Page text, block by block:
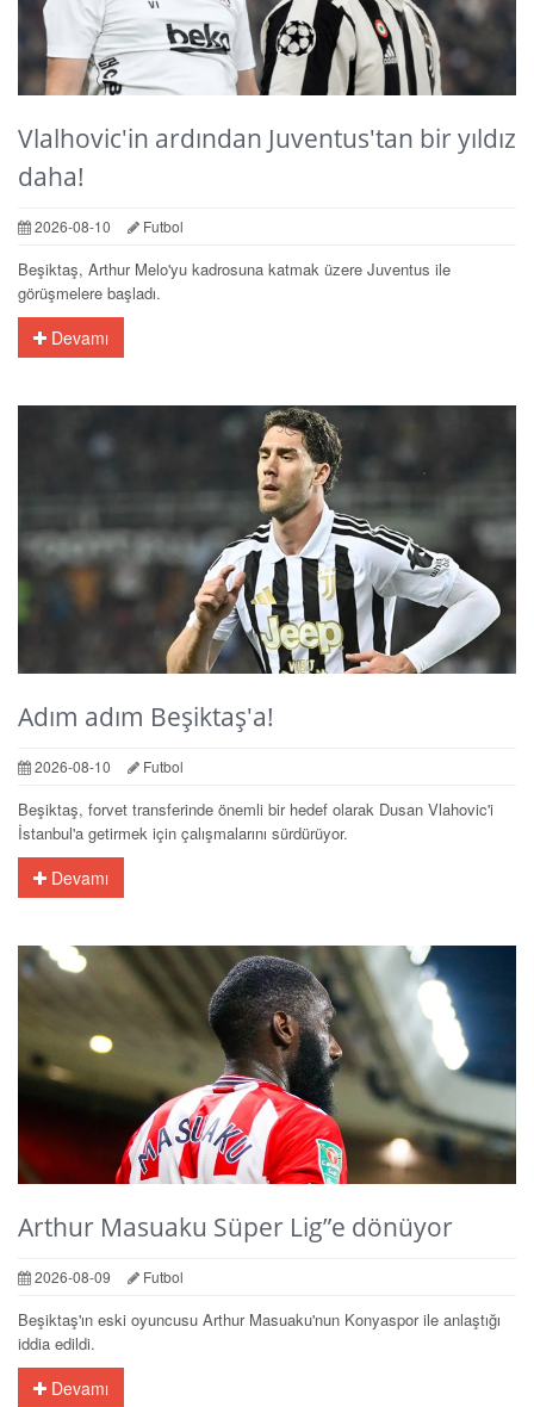
Vlalhovic'in ardından Juventus'tan bir yıldız
daha!
2026-08-10 Futbol
Beşiktaş, Arthur Melo'yu kadrosuna katmak üzere Juventus ile
görüşmelere başladı.
Devamı
Adım adım Beşiktaş'a!
2026-08-10 Futbol
Beşiktaş, forvet transferinde önemli bir hedef olarak Dusan Vlahovic'i
İstanbul'a getirmek için çalışmalarını sürdürüyor.
Devamı
Arthur Masuaku Süper Lig”e dönüyor
2026-08-09 Futbol
Beşiktaş'ın eski oyuncusu Arthur Masuaku'nun Konyaspor ile anlaştığı
iddia edildi.
Devamı